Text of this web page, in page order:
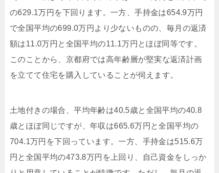
の629.1万円を下回ります。一方、手持金は654.9万円
で全国平均の699.0万円より少ないものの、毎月の返済
額は11.0万円と全国平均の11.1万円とほぼ同等です。
このことから、京都府では高年齢層が堅実な返済計画
を立てて住宅を購入していることが伺えます。
土地付きの場合、平均年齢は40.5歳と全国平均の40.8
歳とほぼ同じですが、年収は665.6万円と全国平均の
704.1万円を下回っています。一方、手持金は515.6万
円と全国平均の473.8万円を上回り、自己資金をしっか